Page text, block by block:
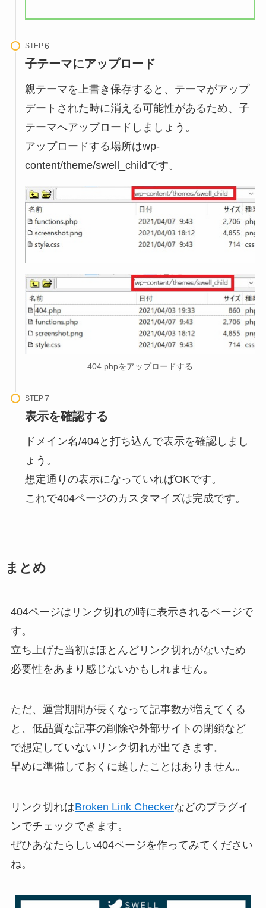
STEP
子テーマにアップロード
親テーマを上書き保存すると、テーマがアップ
デートされた時に消える可能性があるため、子
テーマへアップロードしましょう。
アップロードする場所はwp-
content/theme/swell_childです。
404.phpをアップロードする
STEP
表示を確認する
ドメイン名/404と打ち込んで表示を確認しまし
ょう。
想定通りの表示になっていればOKです。
これで404ページのカスタマイズは完成です。
まとめ
404ページはリンク切れの時に表示されるページで
す。
立ち上げた当初はほとんどリンク切れがないため
必要性をあまり感じないかもしれません。
ただ、運営期間が長くなって記事数が増えてくる
と、低品質な記事の削除や外部サイトの閉鎖など
で想定していないリンク切れが出てきます。
早めに準備しておくに越したことはありません。
リンク切れはBroken Link Checkerなどのプラグイ
ンでチェックできます。
ぜひあなたらしい404ページを作ってみてください
ね。